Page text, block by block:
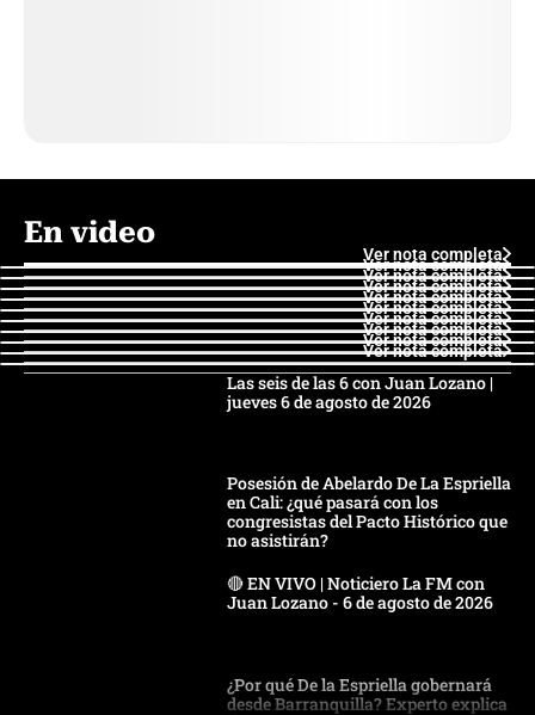
En video
Ver nota completa
Ver nota completa
Ver nota completa
Ver nota completa
Ver nota completa
Ver nota completa
Ver nota completa
Ver nota completa
Ver nota completa
Ver nota completa
Las seis de las 6 con Juan Lozano |
jueves 6 de agosto de 2026
Posesión de Abelardo De La Espriella
en Cali: ¿qué pasará con los
congresistas del Pacto Histórico que
no asistirán?
🔴 EN VIVO | Noticiero La FM con
Juan Lozano - 6 de agosto de 2026
¿Por qué De la Espriella gobernará
desde Barranquilla? Experto explica